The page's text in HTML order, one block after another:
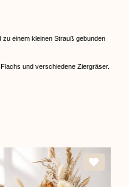
einem kleinen Strauß gebunden
und verschiedene Ziergräser.